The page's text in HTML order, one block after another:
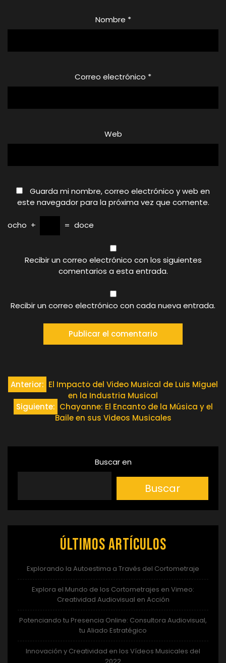
Nombre *
Correo electrónico *
Web
Guarda mi nombre, correo electrónico y web en
este navegador para la próxima vez que comente.
ocho + = doce
Recibir un correo electrónico con los siguientes
comentarios a esta entrada.
Recibir un correo electrónico con cada nueva entrada.
Navegación
de
entradas
Anterior: El Impacto del Video Musical de Luis Miguel
en la Industria Musical
Siguiente: Chayanne: El Encanto de la Música y el
Baile en sus Videos Musicales
Buscar en
Buscar
Últimos artículos
Explorando la Autoestima a Través del Cortometraje
Explora el Mundo de los Cortometrajes en Vimeo:
Creatividad Audiovisual en Acción
Potenciando tu Presencia Online: Consultora Audiovisual,
tu Aliado Estratégico
Innovación y Creatividad en los Vídeos Musicales del